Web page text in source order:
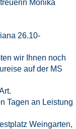
Monika
26.10-
wir Ihnen noch
auf der MS
Tagen an Leistung
Weingarten,